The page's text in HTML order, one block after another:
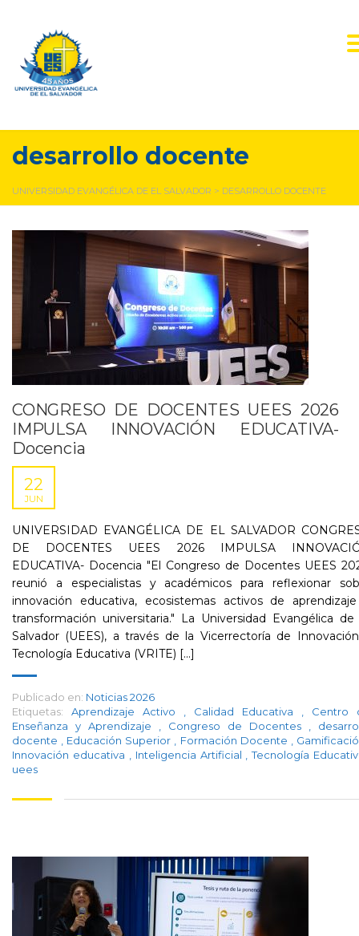
desarrollo docente
UNIVERSIDAD EVANGÉLICA DE EL SALVADOR > DESARROLLO DOCENTE
CONGRESO DE DOCENTES UEES 2026
IMPULSA INNOVACIÓN EDUCATIVA-
Docencia
22
JUN
UNIVERSIDAD EVANGÉLICA DE EL SALVADOR
DE DOCENTES UEES 2026 IMPULSA
EDUCATIVA- Docencia "El Congreso de Docentes UEES
reunió a especialistas y académicos para reflexionar
innovación educativa, ecosistemas activos de
transformación universitaria." La Universidad Evangélica de
Salvador (UEES), a través de la Vicerrectoría de
Tecnología Educativa (VRITE) [...]
Publicado en: Noticias 2026
Etiquetas:
Aprendizaje Activo Calidad Educativa
Centro
Enseñanza y Aprendizaje
Congreso de Docentes
docente
Educación Superior Formación Docente
Innovación educativa
Inteligencia Artificial
Tecnología
uees